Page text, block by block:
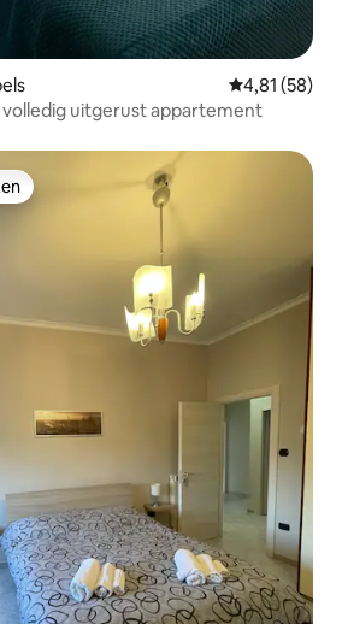
Gemiddelde
4,81 (58)
volledig uitgerust appartement